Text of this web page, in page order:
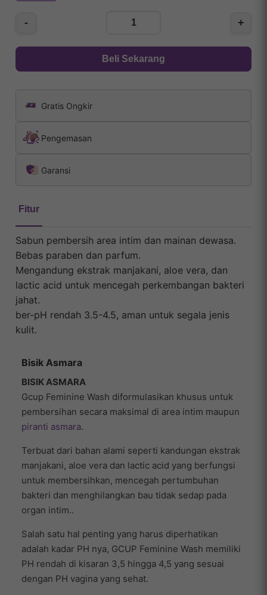
- +
Beli Sekarang
Gratis Ongkir
Pengemasan
Garansi
Fitur
Sabun pembersih area intim dan mainan dewasa.
Bebas paraben dan parfum.
Mengandung ekstrak manjakani, aloe vera, dan
lactic acid untuk mencegah perkembangan bakteri
jahat.
ber-pH rendah 3.5-4.5, aman untuk segala jenis
kulit.
Bisik Asmara
BISIK ASMARA
Gcup Feminine Wash diformulasikan khusus untuk
pembersihan secara maksimal di area intim maupun
piranti asmara.
Terbuat dari bahan alami seperti kandungan ekstrak
manjakani, aloe vera dan lactic acid yang berfungsi
untuk membersihkan, mencegah pertumbuhan
bakteri dan menghilangkan bau tidak sedap pada
organ intim..
Salah satu hal penting yang harus diperhatikan
adalah kadar PH nya, GCUP Feminine Wash memiliki
PH rendah di kisaran 3,5 hingga 4,5 yang sesuai
dengan PH vagina yang sehat.